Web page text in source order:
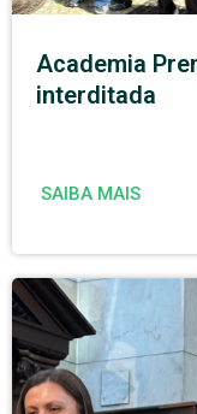
Academia
interditada
SAIBA MAIS